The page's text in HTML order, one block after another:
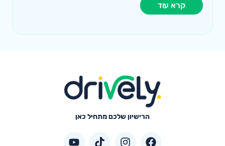
קרא עוד
הרישיון שלכם מתחיל כאן